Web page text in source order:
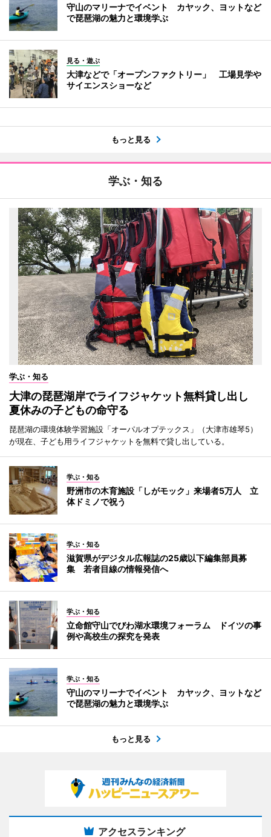
守山のマリーナでイベント カヤック、ヨットなど
で琵琶湖の魅力と環境学ぶ
見る・遊ぶ
大津などで「オープンファクトリー」 工場見学や
サイエンスショーなど
もっと見る
学ぶ・知る
学ぶ・知る
大津の琵琶湖岸でライフジャケット無料貸し出し
夏休みの子どもの命守る
琵琶湖の環境体験学習施設「オーパルオプテックス」（大津市雄琴5）
が現在、子ども用ライフジャケットを無料で貸し出している。
学ぶ・知る
野洲市の木育施設「しがモック」来場者5万人 立
体ドミノで祝う
学ぶ・知る
滋賀県がデジタル広報誌の25歳以下編集部員募
集 若者目線の情報発信へ
学ぶ・知る
立命館守山でびわ湖水環境フォーラム ドイツの事
例や高校生の探究を発表
学ぶ・知る
守山のマリーナでイベント カヤック、ヨットなど
で琵琶湖の魅力と環境学ぶ
もっと見る
アクセスランキング